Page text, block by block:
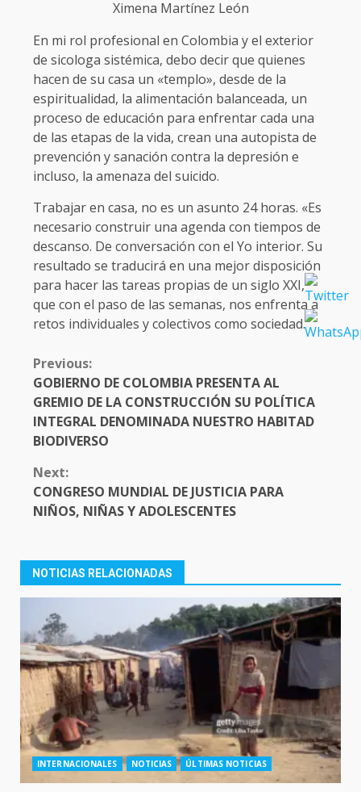
Ximena Martínez León
En mi rol profesional en Colombia y el exterior
de sicologa sistémica, debo decir que quienes
hacen de su casa un «templo», desde de la
espiritualidad, la alimentación balanceada, un
proceso de educación para enfrentar cada una
de las etapas de la vida, crean una autopista de
prevención y sanación contra la depresión e
incluso, la amenaza del suicido.
Trabajar en casa, no es un asunto 24 horas. «Es
necesario construir una agenda con tiempos de
descanso. De conversación con el Yo interior. Su
resultado se traducirá en una mejor disposición
para hacer las tareas propias de un siglo XXI,
que con el paso de las semanas, nos enfrenta a
retos individuales y colectivos como sociedad.
CONTINUE
READING
Previous:
GOBIERNO DE COLOMBIA PRESENTA AL
GREMIO DE LA CONSTRUCCIÓN SU POLÍTICA
INTEGRAL DENOMINADA NUESTRO HABITAD
BIODIVERSO
Next:
CONGRESO MUNDIAL DE JUSTICIA PARA
NIÑOS, NIÑAS Y ADOLESCENTES
NOTICIAS RELACIONADAS
INTERNACIONALES NOTICIAS ÚLTIMAS NOTICIAS